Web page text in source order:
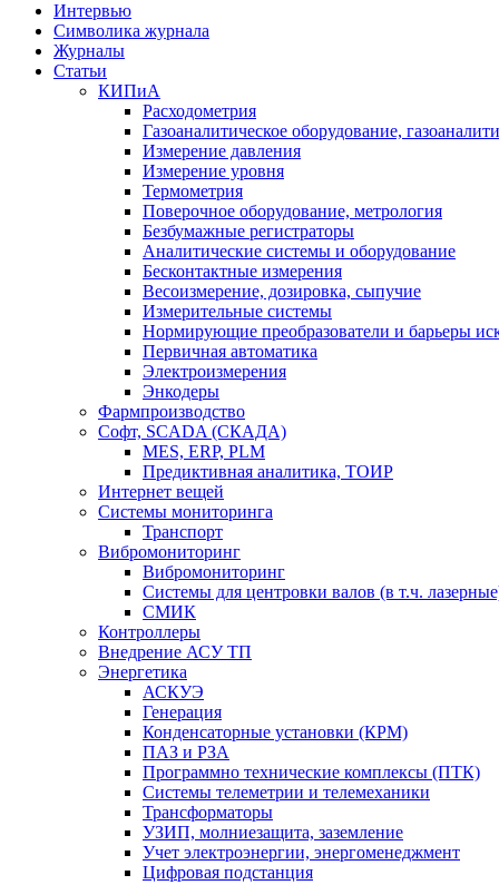
Интервью
Символика журнала
Журналы
Статьи
КИПиА
Расходометрия
Газоаналитическое оборудование,
Измерение давления
Измерение уровня
Термометрия
Поверочное оборудование, метрология
Безбумажные регистраторы
Аналитические системы и оборудование
Бесконтактные измерения
Весоизмерение, дозировка, сыпучие
Измерительные системы
Нормирующие преобразователи и барьеры
Первичная автоматика
Электроизмерения
Энкодеры
Фармпроизводство
Софт, SCADA (СКАДА)
MES, ERP, PLM
Предиктивная аналитика, ТОИР
Интернет вещей
Системы мониторинга
Транспорт
Вибромониторинг
Вибромониторинг
Системы для центровки валов (в т.ч.
СМИК
Контроллеры
Внедрение АСУ ТП
Энергетика
АСКУЭ
Генерация
Конденсаторные установки (КРМ)
ПАЗ и РЗА
Программно технические комплексы (ПТК)
Системы телеметрии и телемеханики
Трансформаторы
УЗИП, молниезащита, заземление
Учет электроэнергии, энергоменеджмент
Цифровая подстанция